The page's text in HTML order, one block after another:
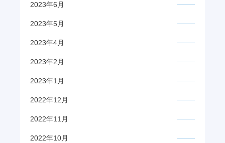
2023年6月
2023年5月
2023年4月
2023年2月
2023年1月
2022年12月
2022年11月
2022年10月